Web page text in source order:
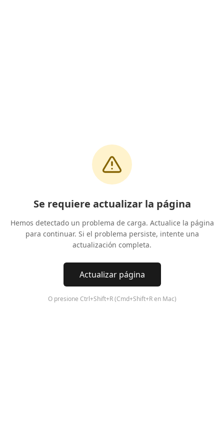
Se requiere actualizar la página
Hemos detectado un problema de carga. Actualice la página
para continuar. Si el problema persiste, intente una
actualización completa.
Actualizar página
O presione Ctrl+Shift+R (Cmd+Shift+R en Mac)